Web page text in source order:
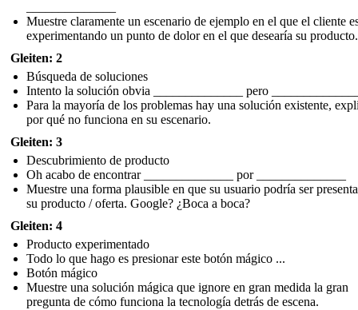
Muestre claramente un escenario de ejemplo en el que el cliente
experimentando un punto de dolor en el que desearía su producto.
Gleiten: 2
Búsqueda de soluciones
Intento la solución obvia ______________ pero
Para la mayoría de los problemas hay una solución existente,
por qué no funciona en su escenario.
Gleiten: 3
Descubrimiento de producto
Oh acabo de encontrar ______________ por ______________
Muestre una forma plausible en que su usuario podría ser
su producto / oferta. Google? ¿Boca a boca?
Gleiten: 4
Producto experimentado
Todo lo que hago es presionar este botón mágico ...
Botón mágico
Muestre una solución mágica que ignore en gran medida la gran
pregunta de cómo funciona la tecnología detrás de escena.